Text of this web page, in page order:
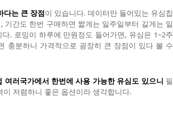
다는 큰 장점이 있습니다. 데이터만 들어있는 유심칩
간도 한번 구매하면 짧게는 일주일부터 길게는 일
. 로밍이 하루에 만원정도 들어가면, 유심은 1~2주
충분하니 가격적으로 굉장히 큰 장점이 있다 볼 수
러국가에서 한번에 사용 가능한 유심도 있으니 필
저렴하니 좋은 옵션이라 생각합니다.